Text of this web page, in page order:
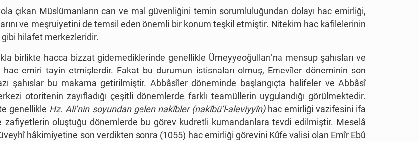
çıkan Müslümanların can ve mal güvenliğini temin sorumluluğundan dolayı hac emirliği,
ve meşruiyetini de temsil eden önemli bir konum teşkil etmiştir. Nitekim hac kafilelerinin
hilafet merkezleridir.
birlikte hacca bizzat gidemediklerinde genellikle Ümeyyeoğulları’na mensup şahısları ve
hac emiri tayin etmişlerdir. Fakat bu durumun istisnaları olmuş, Emevîler döneminin son
şahıslar bu makama getirilmiştir. Abbâsîler döneminde başlangıçta halifeler ve Abbâsî
otoritenin zayıfladığı çeşitli dönemlerde farklı teamüllerin uygulandığı görülmektedir.
genellikle Hz. Ali’nin soyundan gelen nakîbler (nakîbü’l-aleviyyîn) hac emirliği vazifesini ifa
oluştuğu dönemlerde bu görev kudretli kumandanlara tevdi edilmiştir. Meselâ
hâkimiyetine son verdikten sonra (1055) hac emirliği görevini Kûfe valisi olan Emîr Ebû